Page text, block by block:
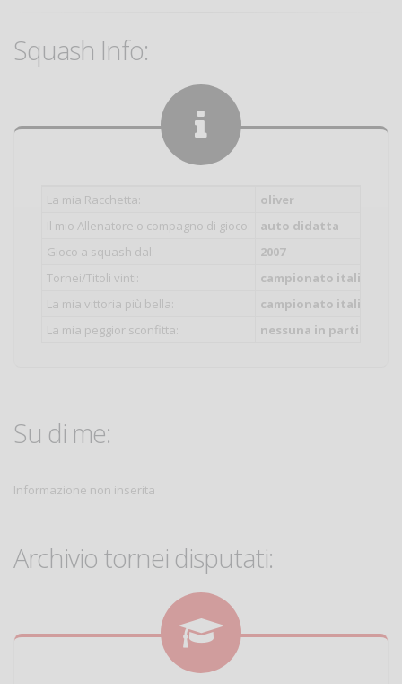
Squash Info:
La mia Racchetta:
oliver
Il mio Allenatore o compagno di gioco:
auto didatta
Gioco a squash dal:
2007
Tornei/Titoli vinti:
campionato italiano
La mia vittoria più bella:
campionato italiano
La mia peggior sconfitta:
nessuna in
Su di me:
Informazione non inserita
Archivio tornei disputati: